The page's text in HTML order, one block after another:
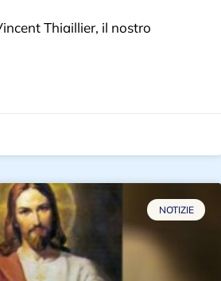
Thiaillier, il nostro
NOTIZIE